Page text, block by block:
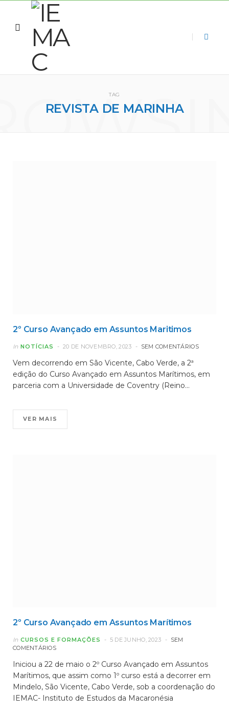
TAG
REVISTA DE MARINHA
2º Curso Avançado em Assuntos Maritimos
In NOTÍCIAS 20 DE NOVEMBRO, 2023 SEM COMENTÁRIOS
Vem decorrendo em São Vicente, Cabo Verde, a 2ª
edição do Curso Avançado em Assuntos Marítimos, em
parceria com a Universidade de Coventry (Reino…
VER MAIS
2º Curso Avançado em Assuntos Marítimos
In CURSOS E FORMAÇÕES 5 DE JUNHO, 2023
SEM
COMENTÁRIOS
Iniciou a 22 de maio o 2º Curso Avançado em Assuntos
Marítimos, que assim como 1º curso está a decorrer em
Mindelo, São Vicente, Cabo Verde, sob a coordenação do
IEMAC- Instituto de Estudos da Macaronésia